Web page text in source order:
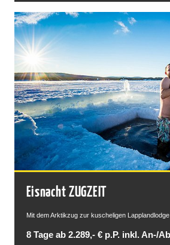
Eisnacht ZUGZEIT
Mit dem Arktikzug zur kuscheligen
8 Tage ab 2.289,- € p.P. inkl. An-/